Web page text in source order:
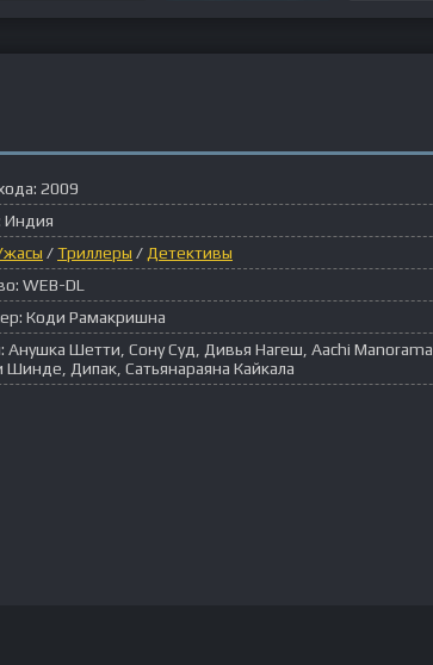
2009
Индия
/Триллеры / Детективы
WEB-DL
Коди Рамакришна
Анушка Шетти, Сону Суд, Дивья Нагеш, Aachi Manorama,
Дипак, Сатьянараяна Кайкала